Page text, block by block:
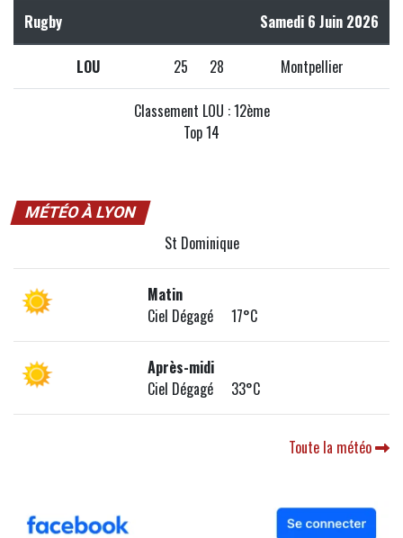
Rugby Samedi 6 Juin 2026
LOU 25 28 Montpellier
Classement LOU : 12ème
Top 14
MÉTÉO À LYON
St Dominique
Matin
Ciel Dégagé 17°C
Après-midi
Ciel Dégagé 33°C
Toute la météo